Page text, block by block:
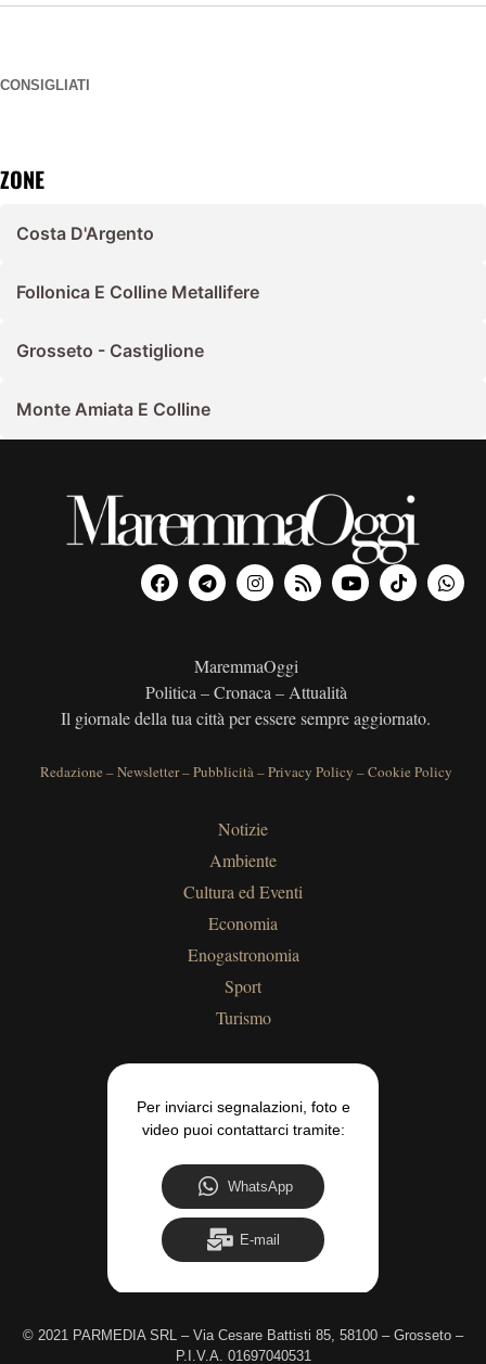
CONSIGLIATI
ZONE
Costa D'Argento
Follonica E Colline Metallifere
Grosseto - Castiglione
Monte Amiata E Colline
MaremmaOggi
Politica – Cronaca – Attualità
Il giornale della tua città per essere sempre aggiornato.
Redazione –Newsletter–Pubblicità–Privacy Policy –Cookie Policy
Notizie
Ambiente
Cultura ed Eventi
Economia
Enogastronomia
Sport
Turismo
Per inviarci segnalazioni, foto e
video puoi contattarci tramite:
WhatsApp
E-mail
© 2021 PARMEDIA SRL – Via Cesare Battisti 85, 58100 – Grosseto –
P.I.V.A. 01697040531